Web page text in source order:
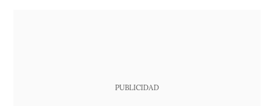
PUBLICIDAD